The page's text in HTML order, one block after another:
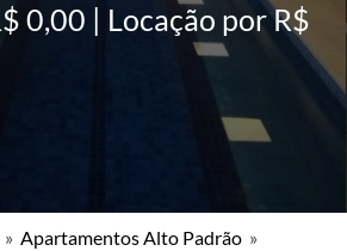
0,00 | Locação por R$
» Apartamentos Alto Padrão »